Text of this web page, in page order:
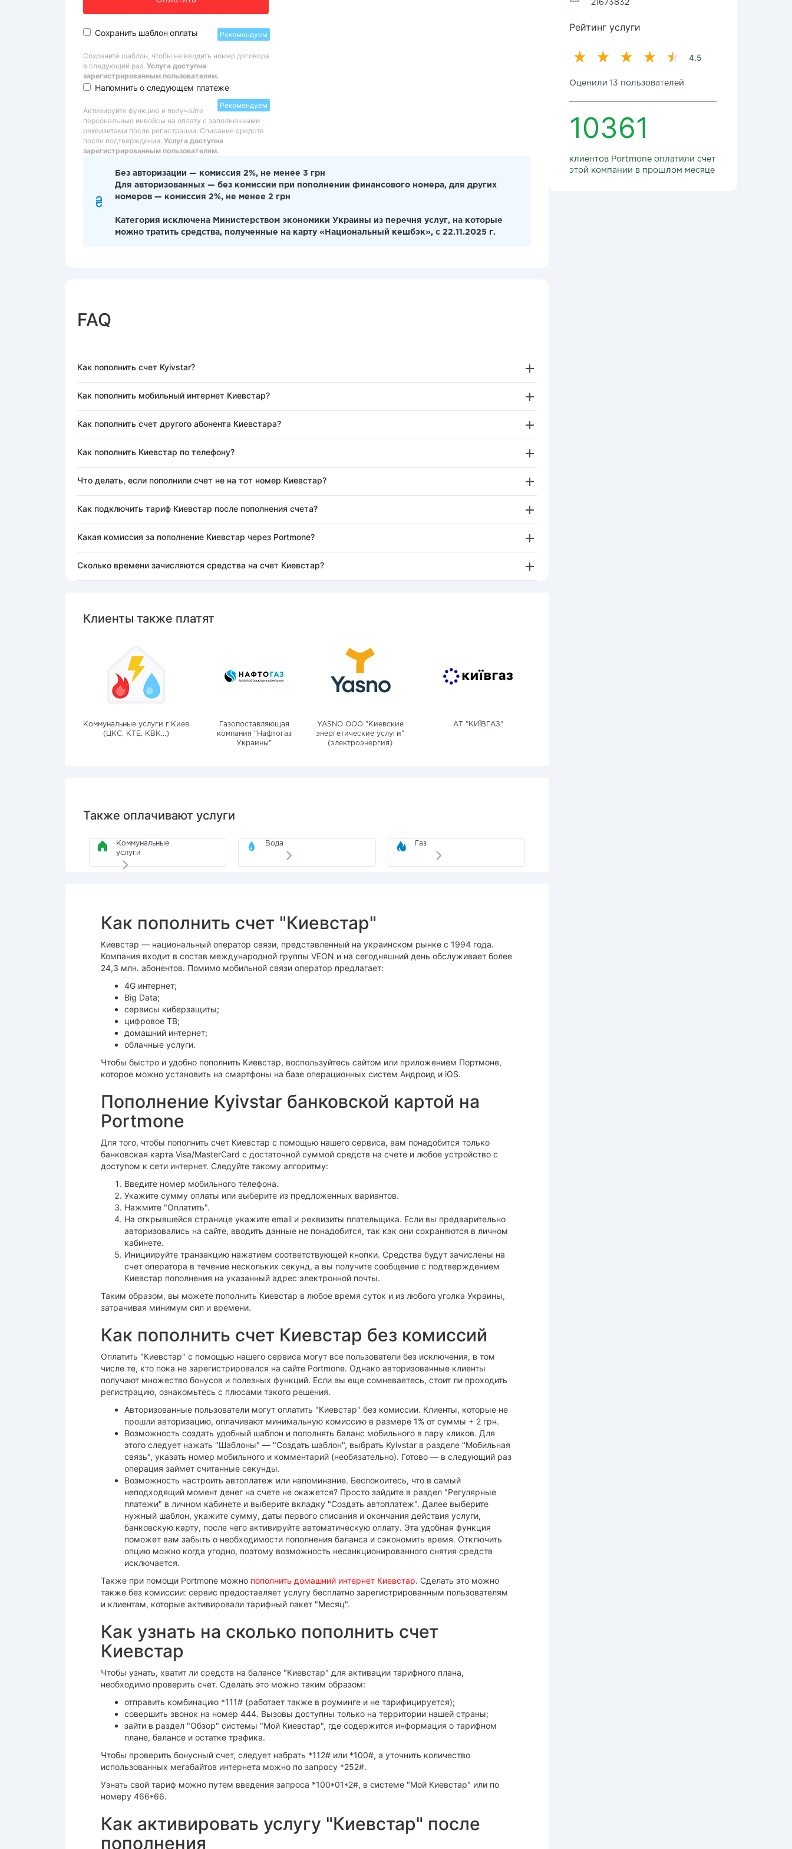
Сохранить шаблон оплаты Рекомендуем
Сохраните шаблон, чтобы не вводить номер договора
в следующий раз. Услуга доступна
зарегистрированным пользователям.
Напомнить о следующем платеже
Рекомендуем
Активируйте функцию и получайте
персональные инвойсы на оплату с заполненными
реквизитами после регистрации. Списание средств
после подтверждения. Услуга доступна
зарегистрированным пользователям.
Без авторизации — комиссия 2%, не менее 3 грн
Для авторизованных — без комиссии при пополнении финансового номера, для других
номеров — комиссия 2%, не менее 2 грн
Категория исключена Министерством экономики Украины из перечня услуг, на которые
можно тратить средства, полученные на карту «Национальный кешбэк», с 22.11.2025 г.
FAQ
Как пополнить счет Kyivstar?
Как пополнить мобильный интернет Киевстар?
Как пополнить счет другого абонента Киевстара?
Как пополнить Киевстар по телефону?
Что делать, если пополнили счет не на тот номер Киевстар?
Как подключить тариф Киевстар после пополнения счета?
Какая комиссия за пополнение Киевстар через Portmone?
Сколько времени зачисляются средства на счет Киевстар?
Клиенты также платят
Коммунальные услуги г.Киев
(ЦКС, КТЕ, КВК...)
Газопоставляющая
компания "Нафтогаз
Украины"
YASNO OOO "Киевские
энергетические услуги"
(электроэнергия)
АТ "КИЇВГАЗ"
Также оплачивают услуги
Коммунальные
услуги
Вода Газ
Как пополнить счет "Киевстар"
Киевстар — национальный оператор связи, представленный на украинском рынке с 1994 года.
Компания входит в состав международной группы VEON и на сегодняшний день обслуживает более
24,3 млн. абонентов. Помимо мобильной связи оператор предлагает:
4G интернет;
Big Data;
сервисы киберзащиты;
цифровое ТВ;
домашний интернет;
облачные услуги.
Чтобы быстро и удобно пополнить Киевстар, воспользуйтесь сайтом или приложением Портмоне,
которое можно установить на смартфоны на базе операционных систем Андроид и iOS.
Пополнение Kyivstar банковской картой на
Portmonе
Для того, чтобы пополнить счет Киевстар с помощью нашего сервиса, вам понадобится только
банковская карта Visa/MasterCard с достаточной суммой средств на счете и любое устройство с
доступом к сети интернет. Следуйте такому алгоритму:
Введите номер мобильного телефона.
Укажите сумму оплаты или выберите из предложенных вариантов.
Нажмите "Оплатить".
На открывшейся странице укажите email и реквизиты плательщика. Если вы предварительно
авторизовались на сайте, вводить данные не понадобится, так как они сохраняются в личном
кабинете.
Инициируйте транзакцию нажатием соответствующей кнопки. Средства будут зачислены на
счет оператора в течение нескольких секунд, а вы получите сообщение с подтверждением
Киевстар пополнения на указанный адрес электронной почты.
Таким образом, вы можете пополнить Киевстар в любое время суток и из любого уголка Украины,
затрачивая минимум сил и времени.
Как пополнить счет Киевстар без комиссий
Оплатить "Киевстар" с помощью нашего сервиса могут все пользователи без исключения, в том
числе те, кто пока не зарегистрировался на сайте Portmone. Однако авторизованные клиенты
получают множество бонусов и полезных функций. Если вы еще сомневаетесь, стоит ли проходить
регистрацию, ознакомьтесь с плюсами такого решения.
Авторизованные пользователи могут оплатить "Киевстар" без комиссии. Клиенты, которые не
прошли авторизацию, оплачивают минимальную комиссию в размере 1% от суммы + 2 грн.
Возможность создать удобный шаблон и пополнять баланс мобильного в пару кликов. Для
этого следует нажать "Шаблоны" — "Создать шаблон", выбрать Kyivstar в разделе "Мобильная
связь", указать номер мобильного и комментарий (необязательно). Готово — в следующий раз
операция займет считанные секунды.
Возможность настроить автоплатеж или напоминание. Беспокоитесь, что в самый
неподходящий момент денег на счете не окажется? Просто зайдите в раздел "Регулярные
платежи" в личном кабинете и выберите вкладку "Создать автоплатеж". Далее выберите
нужный шаблон, укажите сумму, даты первого списания и окончания действия услуги,
банковскую карту, после чего активируйте автоматическую оплату. Эта удобная функция
поможет вам забыть о необходимости пополнения баланса и сэкономить время. Отключить
опцию можно когда угодно, поэтому возможность несанкционированного снятия средств
исключается.
Также при помощи Portmone можно пополнить домашний интернет Киевстар. Сделать это можно
также без комиссии: сервис предоставляет услугу бесплатно зарегистрированным пользователям
и клиентам, которые активировали тарифный пакет "Месяц".
Как узнать на сколько пополнить счет
Киевстар
Чтобы узнать, хватит ли средств на балансе "Киевстар" для активации тарифного плана,
необходимо проверить счет. Сделать это можно таким образом:
отправить комбинацию *111# (работает также в роуминге и не тарифицируется);
совершить звонок на номер 444. Вызовы доступны только на территории нашей страны;
зайти в раздел "Обзор" системы "Мой Киевстар", где содержится информация о тарифном
плане, балансе и остатке трафика.
Чтобы проверить бонусный счет, следует набрать *112# или *100#, а уточнить количество
использованных мегабайтов интернета можно по запросу *252#.
Узнать свой тариф можно путем введения запроса *100*01*2#, в системе "Мой Киевстар" или по
номеру 466*66.
Как активировать услугу "Киевстар" после
пополнения
21673832
Рейтинг услуги
4.5
Оценили 13 пользователей
10361
клиентов Portmone оплатили счет
этой компании в прошлом месяце